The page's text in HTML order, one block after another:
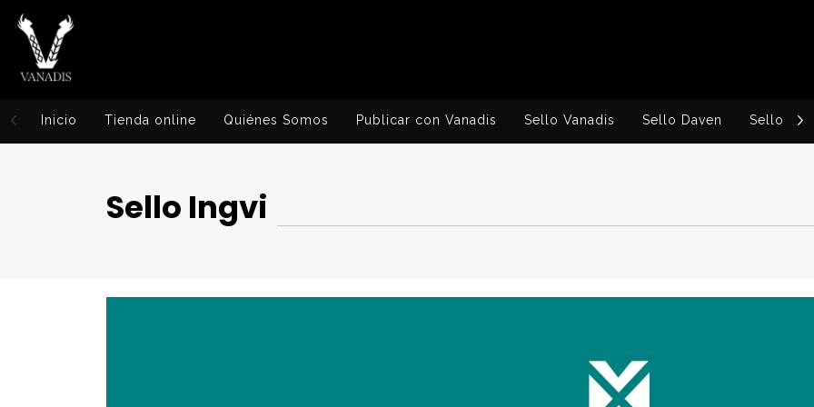
Inicio Tienda online Quiénes Somos Publicar con Vanadis Sello Vanadis Sello Daven Sello Ingvi
Sello Ingvi